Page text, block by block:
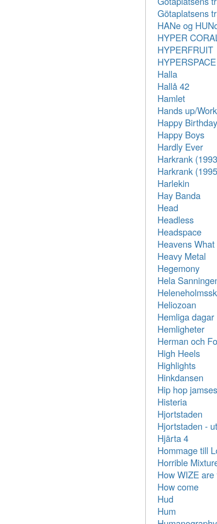
Götaplatsens
HANe og
HYPER
HYPERFRUIT
HYPERSPACE
Halla
Hallå 42
Hamlet
Hands up/
Happy Birthday
Happy Boys
Hardly Ever
Harkrank
Harkrank
Harlekin
Hay Banda
Head
Headless
Headspace
Heavens
Heavy Metal
Hegemony
Hela
Heliozoan
Hemliga dagar
Hemligheter
Herman och
High Heels
Highlights
Hinkdansen
Hip hop
Histeria
Hjortstaden
Hjortstaden -
Hjärta 4
Hommage till
Horrible
How WIZE
How come
Hud
Hum